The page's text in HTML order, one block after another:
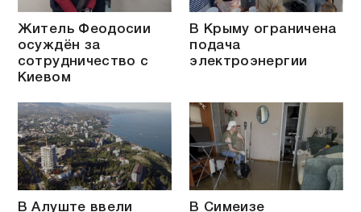
Житель Феодосии
осуждён за
сотрудничество с
Киевом
В Крыму ограничена
подача
электроэнергии
В Алуште ввели В Симеизе